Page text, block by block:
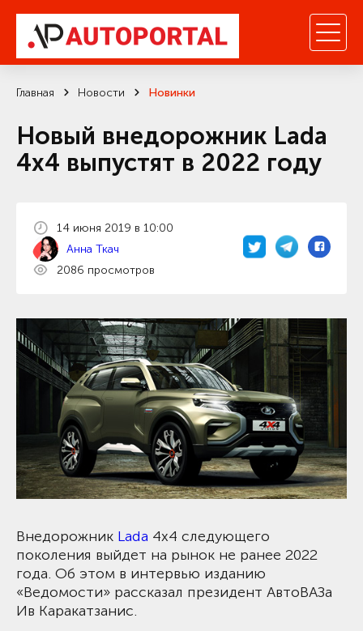
Главная Новости Новинки
Новый внедорожник Lada
4x4 выпустят в 2022 году
14 июня 2019 в 10:00
Анна Ткач
2086 просмотров
Внедорожник Lada 4x4 следующего
поколения выйдет на рынок не ранее 2022
года. Об этом в интервью изданию
«Ведомости» рассказал президент АвтоВАЗа
Ив Каракатзанис.